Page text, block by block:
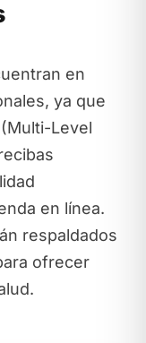
en
ya que
Level
en línea.
respaldados
ofrecer